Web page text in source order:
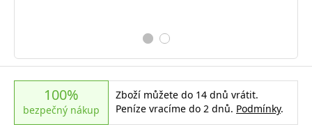
100%
bezpečný nákup
Zboží můžete do 14 dnů vrátit.
Peníze vracíme do 2 dnů. Podmínky.